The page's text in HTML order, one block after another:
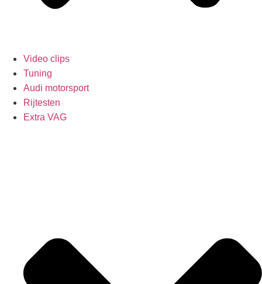
Video clips
Tuning
Audi motorsport
Rijtesten
Extra VAG